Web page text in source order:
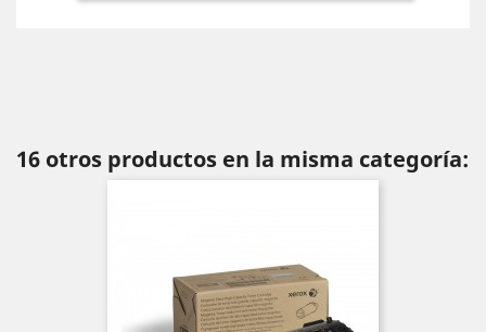
16 otros productos en la misma categoría: